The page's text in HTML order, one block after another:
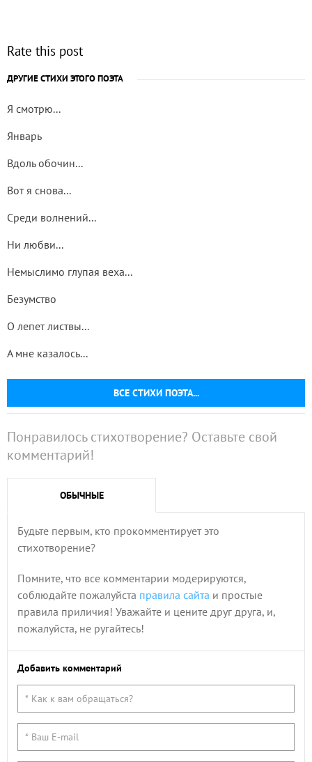
Rate this post
ДРУГИЕ СТИХИ ЭТОГО ПОЭТА
ВСЕ СТИХИ ПОЭТА...
Я смотрю...
Январь
Вдоль обочин...
Вот я снова...
Среди волнений...
Ни любви...
Немыслимо глупая веха...
Безумство
О лепет листвы...
А мне казалось...
Понравилось стихотворение? Оставьте свой
комментарий!
ОБЫЧНЫЕ
Будьте первым, кто прокомментирует это
стихотворение?
Помните, что все комментарии модерируются,
соблюдайте пожалуйста правила сайта и простые
правила приличия! Уважайте и цените друг друга, и,
пожалуйста, не ругайтесь!
Добавить комментарий